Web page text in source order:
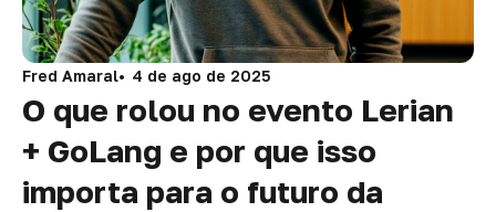
Fred Amaral 4 de ago de 2025
O que rolou no evento Lerian
+ GoLang e por que isso
importa para o futuro da